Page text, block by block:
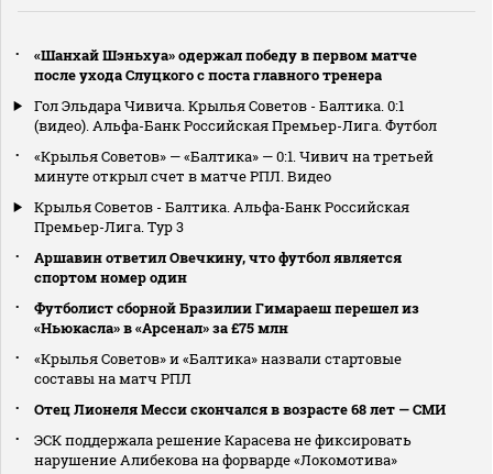
«Шанхай Шэньхуа» одержал победу в первом матче
после ухода Слуцкого с поста главного тренера
Гол Эльдара Чивича. Крылья Советов - Балтика. 0:1
(видео). Альфа-Банк Российская Премьер-Лига. Футбол
«Крылья Советов» — «Балтика» — 0:1. Чивич на третьей
минуте открыл счет в матче РПЛ. Видео
Крылья Советов - Балтика. Альфа-Банк Российская
Премьер-Лига. Тур 3
Аршавин ответил Овечкину, что футбол является
спортом номер один
Футболист сборной Бразилии Гимараеш перешел из
«Ньюкасла» в «Арсенал» за £75 млн
«Крылья Советов» и «Балтика» назвали стартовые
составы на матч РПЛ
Отец Лионеля Месси скончался в возрасте 68 лет — СМИ
ЭСК поддержала решение Карасева не фиксировать
нарушение Алибекова на форварде «Локомотива»